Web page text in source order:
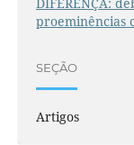
proeminências
SEÇÃO
Artigos